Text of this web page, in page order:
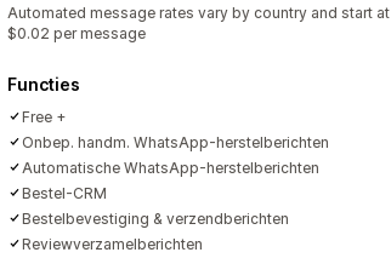
Automated message rates vary by country and start at
$0.02 per message
Functies
Free +
Onbep. handm. WhatsApp-herstelberichten
Automatische WhatsApp-herstelberichten
Bestel-CRM
Bestelbevestiging & verzendberichten
Reviewverzamelberichten